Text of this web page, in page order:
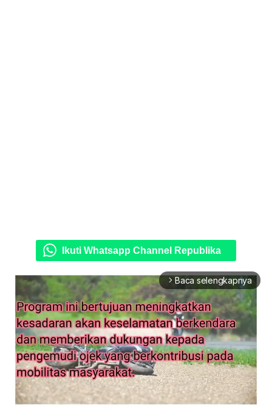
Ikuti Whatsapp Channel Republika
arrow_forward_ios Baca selengkapnya